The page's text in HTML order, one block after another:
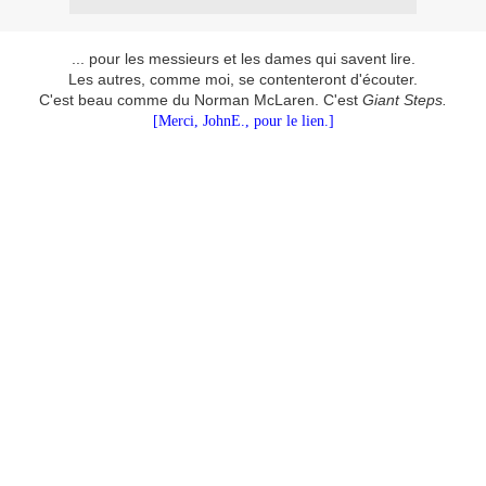
... pour les messieurs et les dames qui savent lire.
Les autres, comme moi, se contenteront d'écouter.
C'est beau comme du Norman McLaren. C'est Giant Steps.
[Merci, JohnE., pour le lien.]